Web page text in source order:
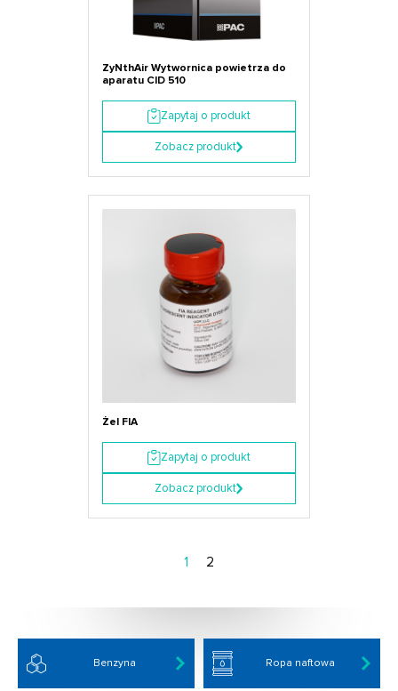
ZyNthAir Wytwornica powietrza do
aparatu CID 510
Zapytaj o produkt
Zobacz produkt
Żel FIA
Zapytaj o produkt
Zobacz produkt
1 2
Benzyna Ropa naftowa